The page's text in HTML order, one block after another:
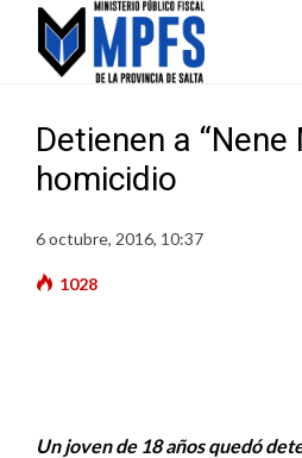
Detienen a “Nene
homicidio
6 octubre, 2016, 10:37
1028
Un joven de 18 años quedó